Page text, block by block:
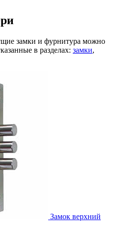
замки и фурнитура можно
в разделах: замки,
Замок верхний